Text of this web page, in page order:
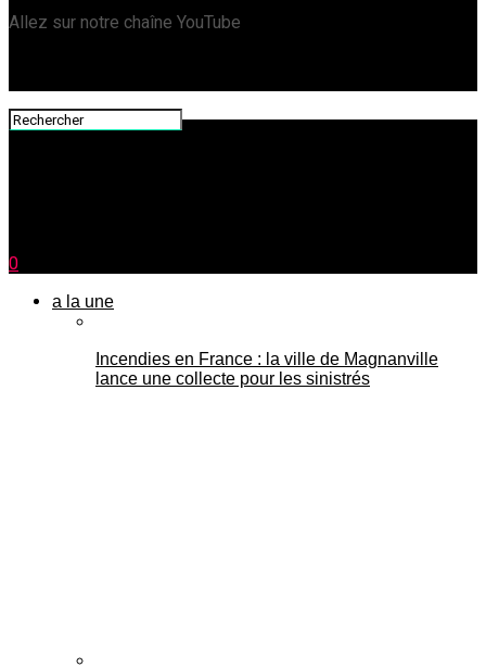
Allez sur notre chaîne YouTube
0
a la une
Incendies en France : la ville de Magnanville
lance une collecte pour les sinistrés